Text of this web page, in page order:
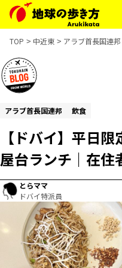
TOP 中近東 アラブ首長国連邦
アラブ首長国連邦 飲食
【ドバイ】平日
屋台ランチ｜在住
とらママ
ドバイ特派員